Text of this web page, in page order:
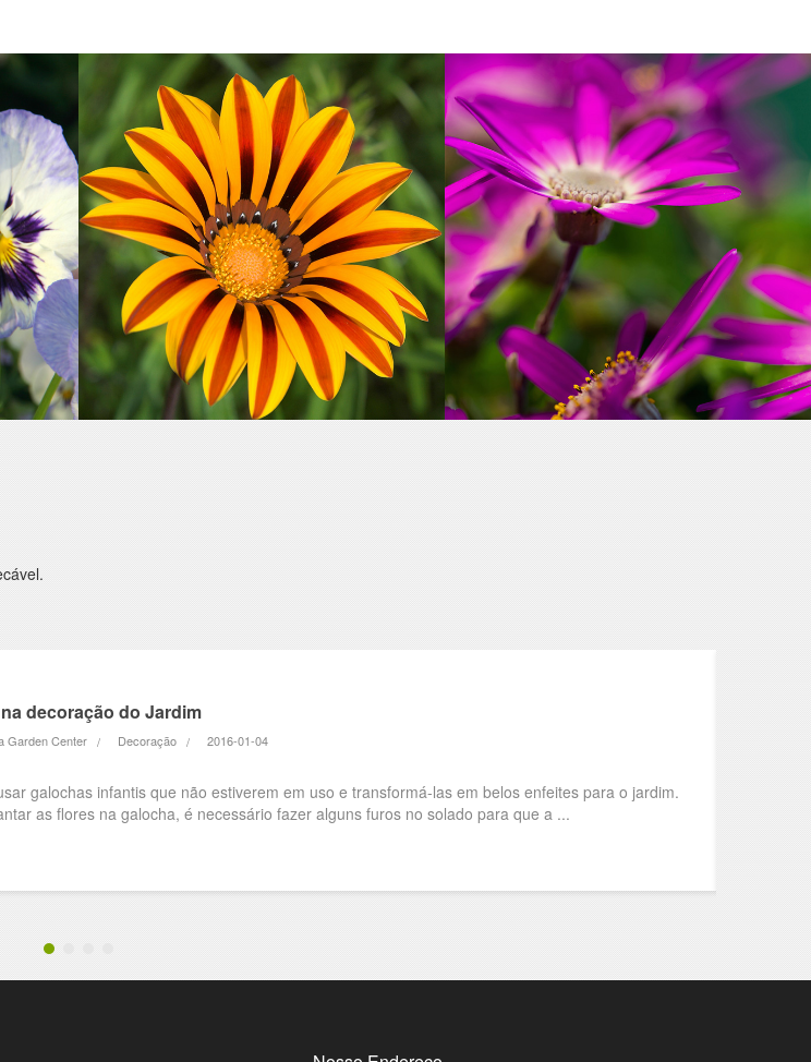
decoração do Jardim
Garden Center Decoração 2016-01-04
galochas infantis que não estiverem em uso e transformá-las em belos enfeites para o jardim.
as flores na galocha, é necessário fazer alguns furos no solado para que a ...